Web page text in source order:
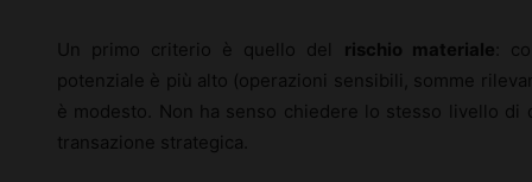
Un primo criterio è quello del rischio materiale :
potenziale è più alto (operazioni sensibili, somme
è modesto. Non ha senso chiedere lo stesso livello
transazione strategica.